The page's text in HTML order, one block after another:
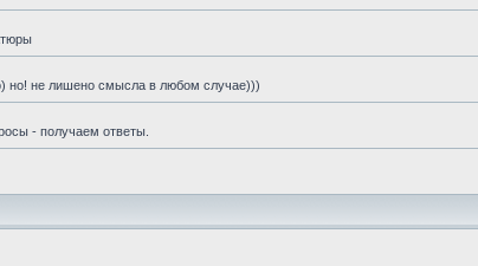
но! не лишено смысла в любом случае)))
- получаем ответы.